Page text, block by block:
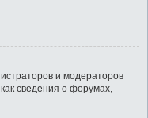
и модераторов
сведения о форумах,